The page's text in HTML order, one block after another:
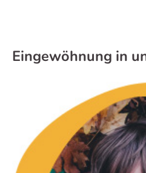
Eingewöhnung in